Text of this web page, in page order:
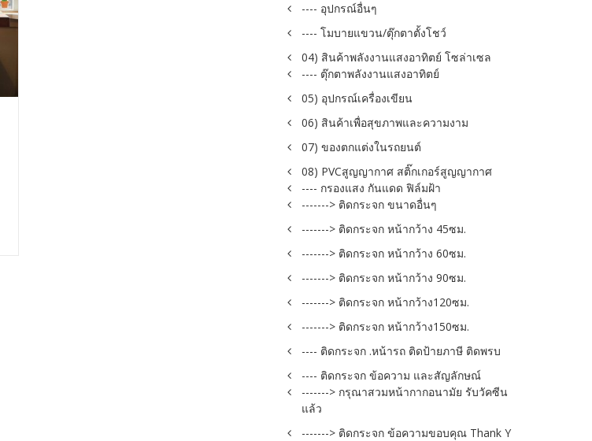
---- อุปกรณ์อื่นๆ
---- โมบายแขวน/ตุ๊กตาตั้งโชว์
04) สินค้าพลังงานแสงอาทิตย์ โซล่าเซล
---- ตุ๊กตาพลังงานแสงอาทิตย์
05) อุปกรณ์เครื่องเขียน
06) สินค้าเพื่อสุขภาพและความงาม
07) ของตกแต่งในรถยนต์
08) PVCสูญญากาศ สติ๊กเกอร์สูญญากาศ
---- กรองแสง กันแดด ฟิล์มฝ้า
-------> ติดกระจก ขนาดอื่นๆ
-------> ติดกระจก หน้ากว้าง 45ซม.
-------> ติดกระจก หน้ากว้าง 60ซม.
-------> ติดกระจก หน้ากว้าง 90ซม.
-------> ติดกระจก หน้ากว้าง120ซม.
-------> ติดกระจก หน้ากว้าง150ซม.
---- ติดกระจก .หน้ารถ ติดป้ายภาษี ติดพรบ
---- ติดกระจก ข้อความ และสัญลักษณ์
-------> กรุณาสวมหน้ากากอนามัย รับวัคซีน
แล้ว
-------> ติดกระจก ข้อความขอบคุณ Thank Y